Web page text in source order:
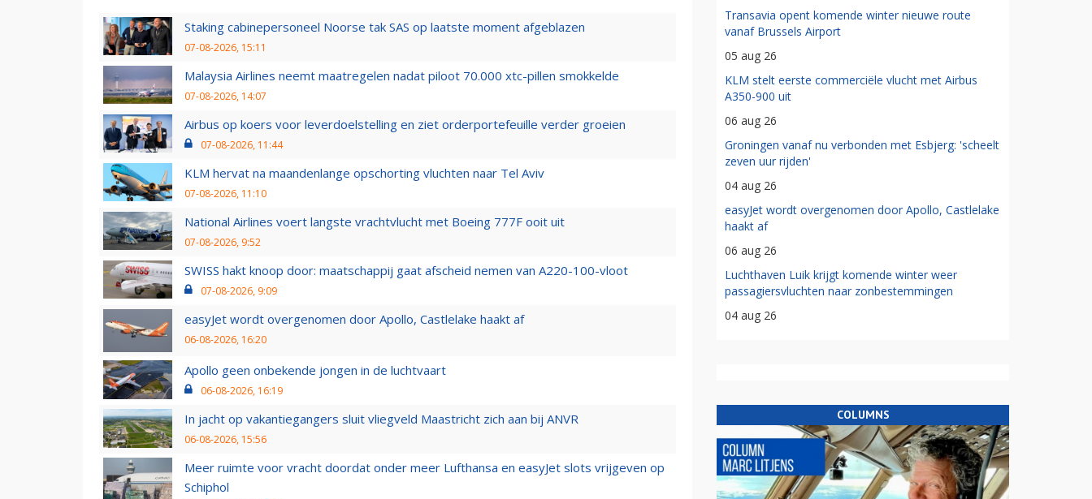
Staking cabinepersoneel Noorse tak SAS op laatste moment afgeblazen
07-08-2026, 15:11
Malaysia Airlines neemt maatregelen nadat piloot 70.000 xtc-pillen smokkelde
07-08-2026, 14:07
Airbus op koers voor leverdoelstelling en ziet orderportefeuille verder groeien
07-08-2026, 11:44
KLM hervat na maandenlange opschorting vluchten naar Tel Aviv
07-08-2026, 11:10
National Airlines voert langste vrachtvlucht met Boeing 777F ooit uit
07-08-2026, 9:52
SWISS hakt knoop door: maatschappij gaat afscheid nemen van A220-100-vloot
07-08-2026, 9:09
easyJet wordt overgenomen door Apollo, Castlelake haakt af
06-08-2026, 16:20
Apollo geen onbekende jongen in de luchtvaart
06-08-2026, 16:19
In jacht op vakantiegangers sluit vliegveld Maastricht zich aan bij ANVR
06-08-2026, 15:56
Meer ruimte voor vracht doordat onder meer Lufthansa en easyJet slots vrijgeven op
Schiphol
Transavia opent komende winter nieuwe route
vanaf Brussels Airport
05 aug 26
KLM stelt eerste commerciële vlucht met Airbus
A350-900 uit
06 aug 26
Groningen vanaf nu verbonden met Esbjerg: 'scheelt
zeven uur rijden'
04 aug 26
easyJet wordt overgenomen door Apollo, Castlelake
haakt af
06 aug 26
Luchthaven Luik krijgt komende winter weer
passagiersvluchten naar zonbestemmingen
04 aug 26
COLUMNS